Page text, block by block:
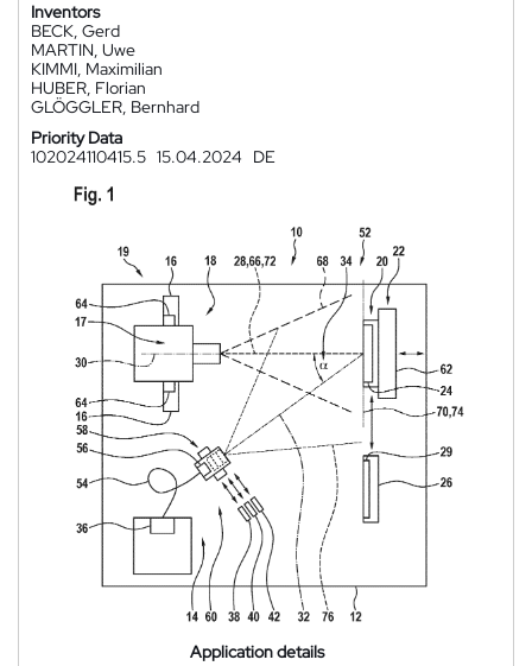
Inventors
BECK, Gerd
MARTIN, Uwe
KIMMI, Maximilian
HUBER, Florian
GLÖGGLER, Bernhard
Priority Data
102024110415.5 15.04.2024 DE
Application details